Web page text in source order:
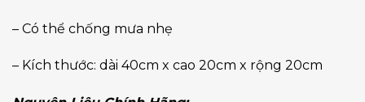
– Có thể chống mưa nhẹ
– Kích thước: dài 40cm x cao 20cm x rộng 20cm